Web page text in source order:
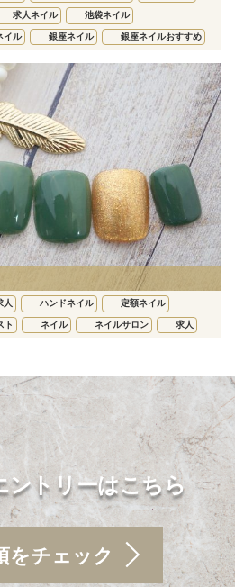
求人ネイル 池袋ネイル
イル 銀座ネイル 銀座ネイルおすすめ
人 ハンドネイル 定額ネイル
ト ネイル ネイルサロン 求人
ントリーはこちら
をチェック